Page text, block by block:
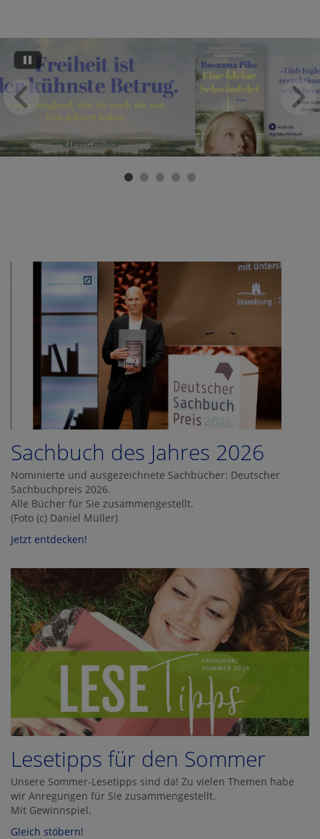
Sachbuch des Jahres 2026
Nominierte und ausgezeichnete Sachbücher: Deutscher
Sachbuchpreis 2026.
Alle Bücher für Sie zusammengestellt.
(Foto (c) Daniel Müller)
Jetzt entdecken!
Lesetipps für den Sommer
Unsere Sommer-Lesetipps sind da! Zu vielen Themen habe
wir Anregungen für Sie zusammengestellt.
Mit Gewinnspiel.
Gleich stöbern!